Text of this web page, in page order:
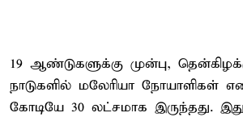
19 ஆண்டுகளுக்கு முன்பு,
நாடுகளில் மலேரியா நோயாளிகள்
கோடியே 30 லட்சமாக இருந்தது.